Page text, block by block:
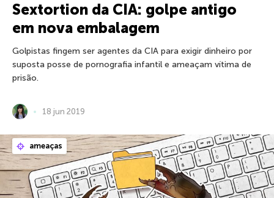
Sextortion da CIA: golpe antigo
em nova embalagem
Golpistas fingem ser agentes da CIA para exigir dinheiro por
suposta posse de pornografia infantil e ameaçam vítima de
prisão.
18 jun 2019
ameaças